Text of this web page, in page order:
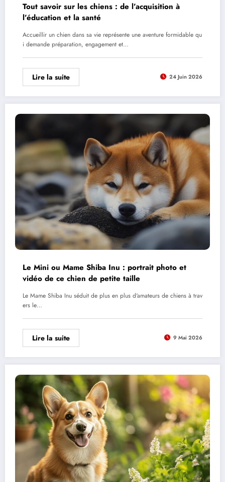
Tout savoir sur les chiens : de l’acquisition à
l’éducation et la santé
Accueillir un chien dans sa vie représente une aventure formidable qu
i demande préparation, engagement et…
Lire la suite 24 Juin 2026
Le Mini ou Mame Shiba Inu : portrait photo et
vidéo de ce chien de petite taille
Le Mame Shiba Inu séduit de plus en plus d'amateurs de chiens à trav
ers le…
Lire la suite 9 Mai 2026